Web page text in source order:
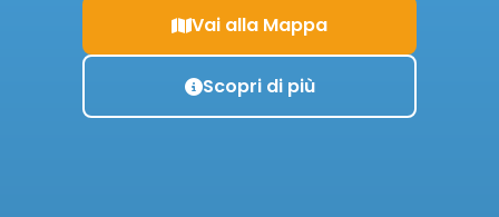
Vai alla Mappa
Scopri di più